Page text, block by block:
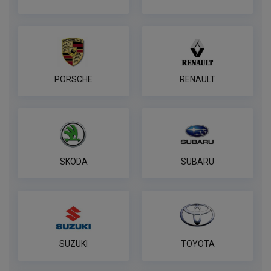
ПОД ЗАКАЗ ОТ 14 ДНЕЙ
по запросу
Розетка универсальная электрическая
REESE
ПОД ЗАКАЗ ОТ 14 ДНЕЙ
по запросу
PORSCHE RENAULT
SKODA SUBARU
SUZUKI TOYOTA